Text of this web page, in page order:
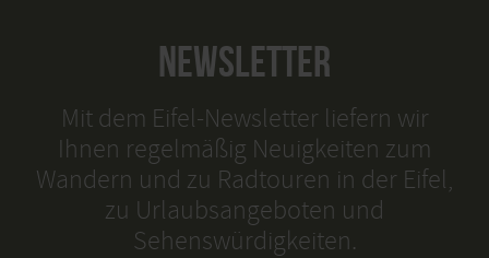
NEWSLETTER
Mit dem Eifel-Newsletter liefern wir
Ihnen regelmäßig Neuigkeiten zum
Wandern und zu Radtouren in der Eifel,
zu Urlaubsangeboten und
Sehenswürdigkeiten.